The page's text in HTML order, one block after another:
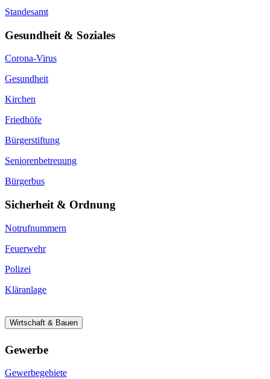
Standesamt
Gesundheit & Soziales
Corona-Virus
Gesundheit
Kirchen
Friedhöfe
Bürgerstiftung
Seniorenbetreuung
Bürgerbus
Sicherheit & Ordnung
Notrufnummern
Feuerwehr
Polizei
Kläranlage
Wirtschaft & Bauen
Gewerbe
Gewerbegebiete